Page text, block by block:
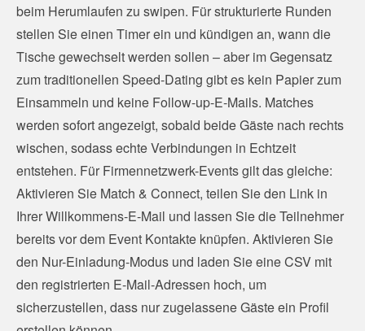
beim Herumlaufen zu swipen. Für strukturierte Runden
stellen Sie einen Timer ein und kündigen an, wann die
Tische gewechselt werden sollen – aber im Gegensatz
zum traditionellen Speed-Dating gibt es kein Papier zum
Einsammeln und keine Follow-up-E-Mails. Matches
werden sofort angezeigt, sobald beide Gäste nach rechts
wischen, sodass echte Verbindungen in Echtzeit
entstehen. Für Firmennetzwerk-Events gilt das gleiche:
Aktivieren Sie Match & Connect, teilen Sie den Link in
Ihrer Willkommens-E-Mail und lassen Sie die Teilnehmer
bereits vor dem Event Kontakte knüpfen. Aktivieren Sie
den Nur-Einladung-Modus und laden Sie eine CSV mit
den registrierten E-Mail-Adressen hoch, um
sicherzustellen, dass nur zugelassene Gäste ein Profil